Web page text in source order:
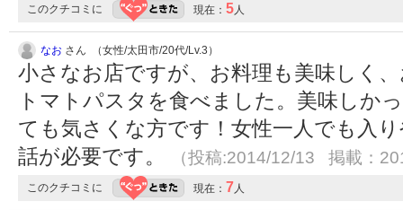
このクチコミに 現在： 5人
なお さん （女性/太田市/20代/Lv.3）
小さなお店ですが、お料理も美味しく
トマトパスタを食べました。美味しか
ても気さくな方です！女性一人でも入
話が必要です。
（投稿:2014/12/13 掲載：
このクチコミに 現在： 7人